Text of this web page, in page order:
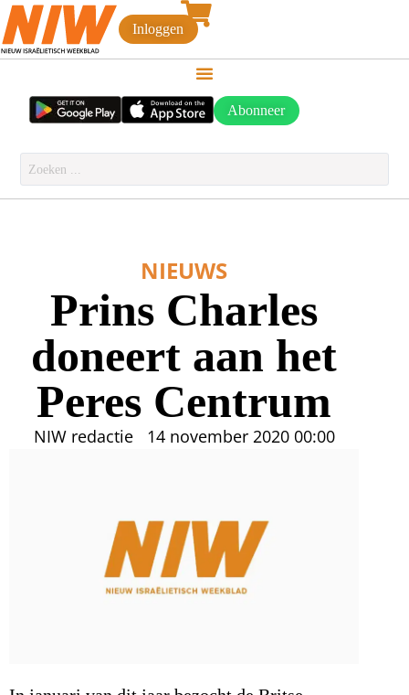
Inloggen
Abonneer
NIEUWS
Prins Charles
doneert aan het
Peres Centrum
NIW redactie 14 november 2020 00:00